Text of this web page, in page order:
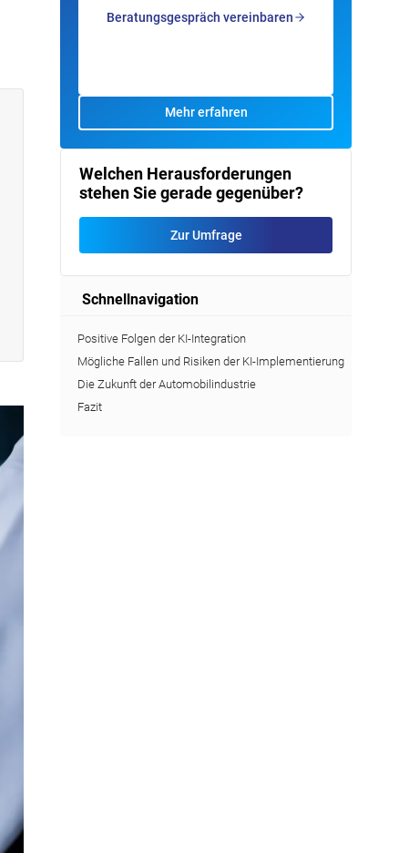
Beratungsgespräch vereinbaren
Mehr erfahren
Welchen Herausforderungen
stehen Sie gerade gegenüber?
Zur Umfrage
Schnellnavigation
Positive Folgen der KI-Integration
Mögliche Fallen und Risiken der KI-Implementierung
Die Zukunft der Automobilindustrie
Fazit